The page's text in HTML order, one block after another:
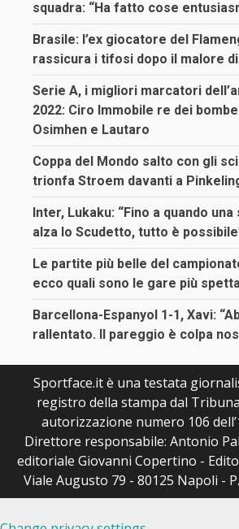
squadra: “Ha fatto cose
Brasile: l’ex giocatore del
rassicura i tifosi dopo il malore
Serie A, i migliori marcatori
2022: Ciro Immobile re dei
Osimhen e Lautaro
Coppa del Mondo salto con gli
trionfa Stroem davanti a
Inter, Lukaku: “Fino a quando
alza lo Scudetto, tutto è
Le partite più belle del
ecco quali sono le gare più
Barcellona-Espanyol 1-1, Xavi:
rallentato. Il pareggio è colpa
Sportface.it è una testata
registro della stampa dal
autorizzazione numero 106
Direttore responsabile: Antonio
editoriale Giovanni Copertino -
Viale Augusto 79 - 80125 Napoli -